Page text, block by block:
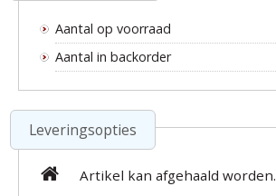
Aantal op voorraad
Aantal in backorder
Leveringsopties
Artikel kan afgehaald worden.